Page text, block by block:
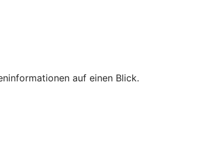
auf einen Blick.